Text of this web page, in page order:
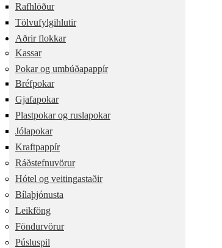
Rafhlöður
Tölvufylgihlutir
Aðrir flokkar
Kassar
Pokar og umbúðapappír
Bréfpokar
Gjafapokar
Plastpokar og ruslapokar
Jólapokar
Kraftpappír
Ráðstefnuvörur
Hótel og veitingastaðir
Bílaþjónusta
Leikföng
Föndurvörur
Púsluspil